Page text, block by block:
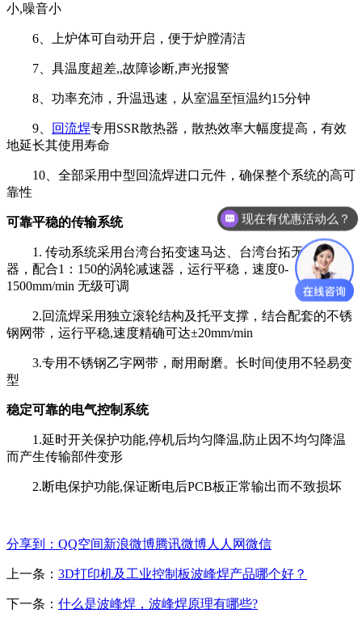
小,噪音小
6、上炉体可自动开启，便于炉膛清洁
7、具温度超差,,故障诊断,声光报警
8、功率充沛，升温迅速，从室温至恒温约15分钟
9、 回流焊专用SSR散热器，散热效率大幅度提高，有效
地延长其使用寿命
10、全部采用中型回流焊进口元件，确保整个系统的高可
靠性
可靠平稳的传输系统
1. 传动系统采用台湾台拓变速马达、台湾台拓无级调速
器，配合1：150的涡轮减速器，运行平稳，速度0-
1500mm/min 无级可调
2.回流焊采用独立滚轮结构及托平支撑，结合配套的不锈
钢网带，运行平稳,速度精确可达±20mm/min
3.专用不锈钢乙字网带，耐用耐磨。长时间使用不轻易变
型
稳定可靠的电气控制系统
1.延时开关保护功能,停机后均匀降温,防止因不均匀降温
而产生传输部件变形
2.断电保护功能,保证断电后PCB板正常输出而不致损坏
分享到： QQ空间新浪微博腾讯微博人人网微信
上一条： 3D打印机及工业控制板波峰焊产品哪个好？
下一条： 什么是波峰焊，波峰焊原理有哪些?
现在有优惠活动么？